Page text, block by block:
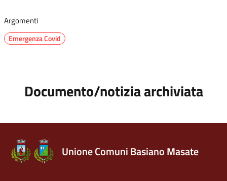
Argomenti
Emergenza Covid
Documento/notizia archiviata
Unione Comuni Basiano Masate